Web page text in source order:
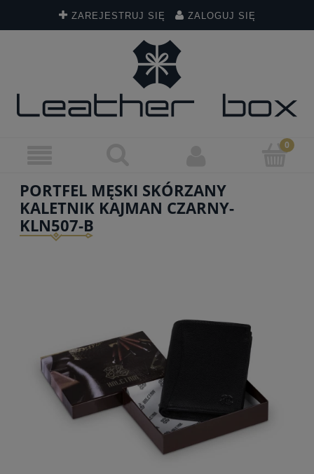
ZAREJESTRUJ SIĘ ZALOGUJ SIĘ
PORTFEL MĘSKI SKÓRZANY
KALETNIK KAJMAN CZARNY-
KLN507-B